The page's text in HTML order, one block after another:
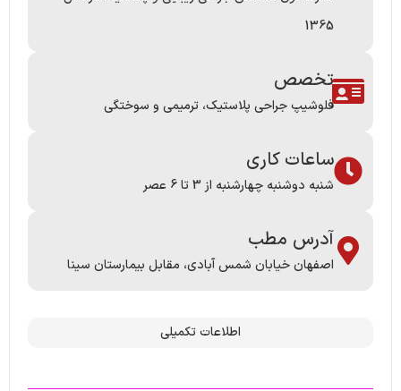
1365
تخصص
فلوشیپ جراحی پلاستیک، ترمیمی و سوختگی
ساعات کاری
شنبه دوشنبه چهارشنبه از 3 تا 6 عصر
آدرس مطب
اصفهان خیابان شمس آبادی، مقابل بیمارستان سینا
اطلاعات تکمیلی